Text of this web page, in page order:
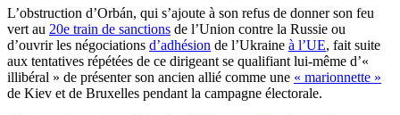
L’obstruction d’Orbán, qui s’ajoute à son refus de donner son feu
vert au 20e train de sanctions de l’Union contre la Russie ou
d’ouvrir les négociations d’adhésion de l’Ukraine à l’UE, fait suite
aux tentatives répétées de ce dirigeant se qualifiant lui-même d’«
illibéral » de présenter son ancien allié comme une « marionnette »
de Kiev et de Bruxelles pendant la campagne électorale.